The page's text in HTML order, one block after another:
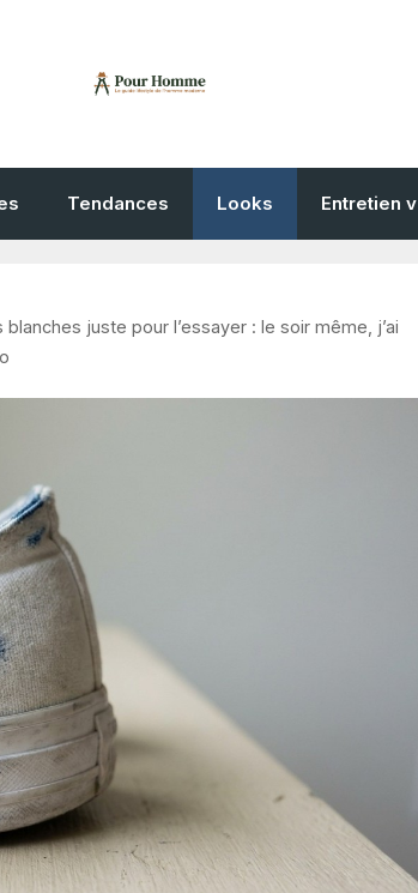
Tendances Looks Entretien
juste pour l’essayer : le soir même, j’ai